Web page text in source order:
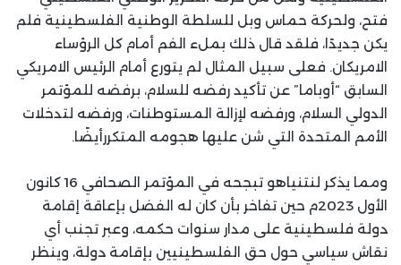
فتح، ولحركة حماس وبل للسلطة الوطنية الفلسطينية فلم
يكن جديدًا، فلقد قال ذلك بملء الفم أمام كل الرؤساء
الامريكان. فعلى سبيل المثال لم يتورع أمام الرئيس الامريكي
السابق “أوباما” عن تأكيد رفضه للسلام، برفضه للمؤتمر
الدولي السلام، ورفضه لإزالة المستوطنات، ورفضه لتدخلات
الأمم المتحدة التي شن عليها هجومه المتكررأيضًا.
ومما يذكر لنتنياهو تبجحه في المؤتمر الصحافي 16 كانون
الأول 2023م حين تفاخر بأن كان له الفضل بإعاقة إقامة
دولة فلسطينية على مدار سنوات حكمه، وعبر تجنب أي
نقاش سياسي حول حق الفلسطينيين بإقامة دولة، وينظر